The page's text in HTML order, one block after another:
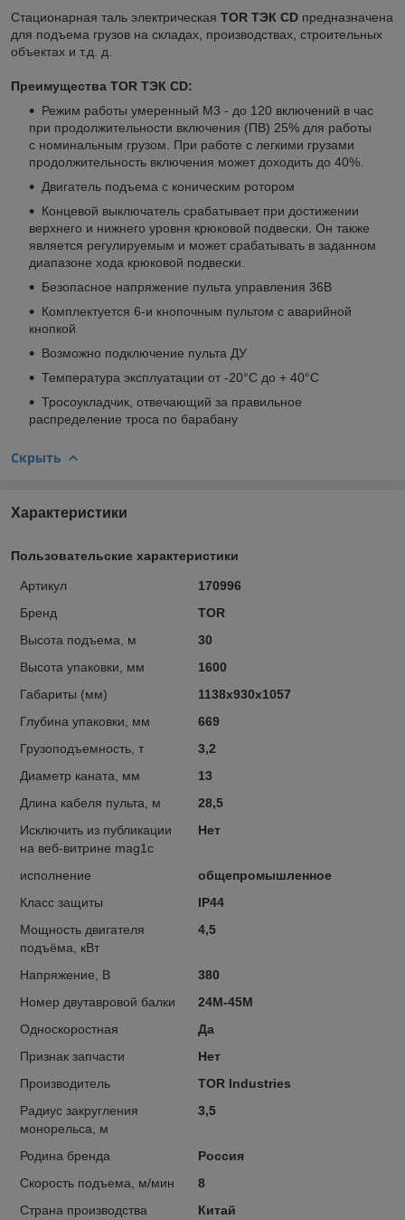
Стационарная таль электрическая TOR ТЭК CD предназначена
для подъема грузов на складах, производствах, строительных
объектах и т.д. д.
Преимущества TOR ТЭК CD:
Режим работы умеренный М3 - до 120 включений в час
при продолжительности включения (ПВ) 25% для работы
с номинальным грузом. При работе с легкими грузами
продолжительность включения может доходить до 40%.
Двигатель подъема с коническим ротором
Концевой выключатель срабатывает при достижении
верхнего и нижнего уровня крюковой подвески. Он также
является регулируемым и может срабатывать в заданном
диапазоне хода крюковой подвески.
Безопасное напряжение пульта управления 36В
Комплектуется 6-и кнопочным пультом с аварийной
кнопкой
Возможно подключение пульта ДУ
Температура эксплуатации от -20°C до + 40°C
Тросоукладчик, отвечающий за правильное
распределение троса по барабану
Скрыть
Характеристики
Пользовательские характеристики
Артикул
170996
Бренд
TOR
Высота подъема, м
30
Высота упаковки, мм
1600
Габариты (мм)
1138х930х1057
Глубина упаковки, мм
669
Грузоподъемность, т
3,2
Диаметр каната, мм
13
Длина кабеля пульта, м
28,5
Исключить из публикации
на веб-витрине mag1c
Нет
исполнение
общепромышленное
Класс защиты
IP44
Мощность двигателя
подъёма, кВт
4,5
Напряжение, В
380
Номер двутавровой балки
24М-45М
Односкоростная
Да
Признак запчасти
Нет
Производитель
TOR Industries
Радиус закругления
монорельса, м
3,5
Родина бренда
Россия
Скорость подъема, м/мин
8
Страна производства
Китай